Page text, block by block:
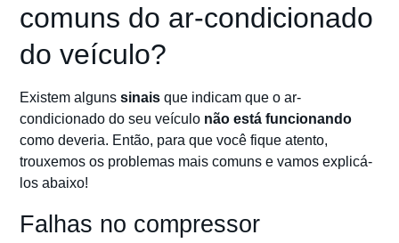
comuns do ar-condicionado
do veículo?
Existem algunssinaisque indicam que o ar-
condicionado do seu veículo não está funcionando
como deveria. Então, para que você fique atento,
trouxemos os problemas mais comuns e vamos explicá-
los abaixo!
Falhas no compressor